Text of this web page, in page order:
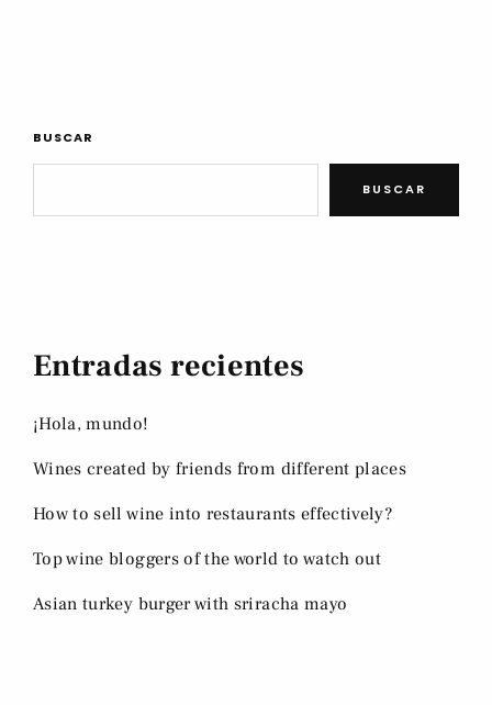
BUSCAR
BUSCAR
Entradas recientes
¡Hola, mundo!
Wines created by friends from different places
How to sell wine into restaurants effectively?
Top wine bloggers of the world to watch out
Asian turkey burger with sriracha mayo